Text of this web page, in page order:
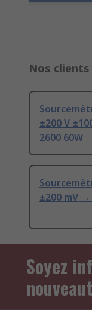
Nos
±200 V
2600 60W
±200 mV →
Soyez